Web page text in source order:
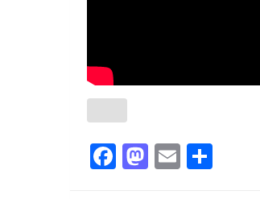
Facebook
Mastodon
Email